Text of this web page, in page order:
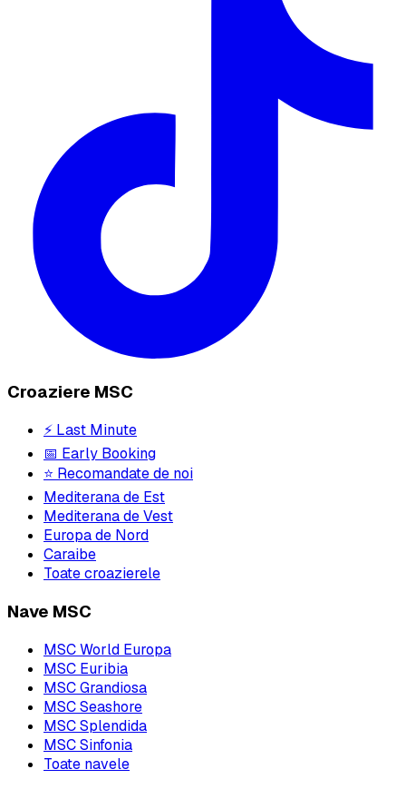
Croaziere MSC
⚡ Last Minute
📅 Early Booking
⭐ Recomandate de noi
Mediterana de Est
Mediterana de Vest
Europa de Nord
Caraibe
Toate croazierele
Nave MSC
MSC World Europa
MSC Euribia
MSC Grandiosa
MSC Seashore
MSC Splendida
MSC Sinfonia
Toate navele